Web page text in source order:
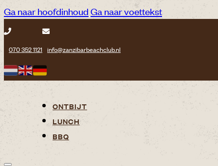
Ga naar hoofdinhoudGa naar voettekst
070 352 1121 info@zanzibarbeachclub.nl
ONTBIJT
LUNCH
BBQ